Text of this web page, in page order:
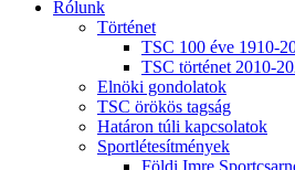
Rólunk
Történet
TSC 100 éve 1910-
TSC történet 2010-
Elnöki gondolatok
TSC örökös tagság
Határon túli kapcsolatok
Sportlétesítmények
Földi Imre